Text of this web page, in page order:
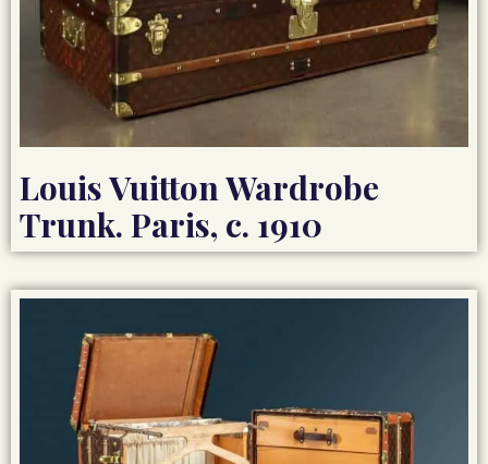
Louis Vuitton Wardrobe
Trunk. Paris, c. 1910